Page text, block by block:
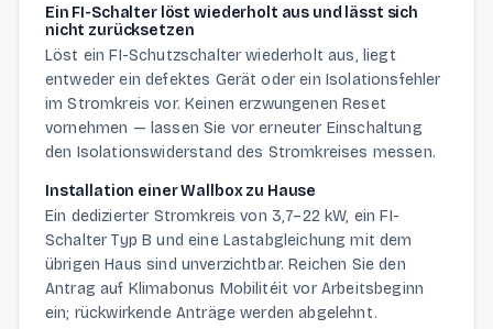
Ein FI-Schalter löst wiederholt aus und lässt sich
nicht zurücksetzen
Löst ein FI-Schutzschalter wiederholt aus, liegt
entweder ein defektes Gerät oder ein Isolationsfehler
im Stromkreis vor. Keinen erzwungenen Reset
vornehmen — lassen Sie vor erneuter Einschaltung
den Isolationswiderstand des Stromkreises messen.
Installation einer Wallbox zu Hause
Ein dedizierter Stromkreis von 3,7–22 kW, ein FI-
Schalter Typ B und eine Lastabgleichung mit dem
übrigen Haus sind unverzichtbar. Reichen Sie den
Antrag auf Klimabonus Mobilitéit vor Arbeitsbeginn
ein; rückwirkende Anträge werden abgelehnt.